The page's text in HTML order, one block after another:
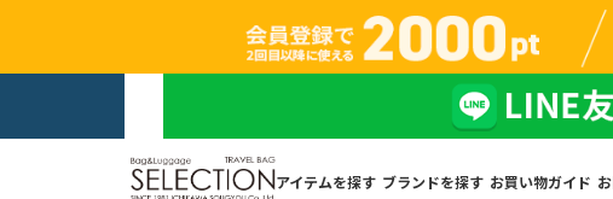
アイテムを探す ブランドを探す お買い物ガイド